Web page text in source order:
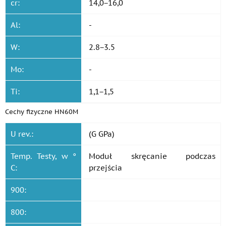
cr: 14,0−16,0
Al: -
W: 2.8−3.5
Mo: -
Ti: 1,1−1,5
Cechy fizyczne HN60M
U rev.: (G GPa)
Temp. Testy, w °
C:
Moduł skręcanie podczas
przejścia
900:
800: